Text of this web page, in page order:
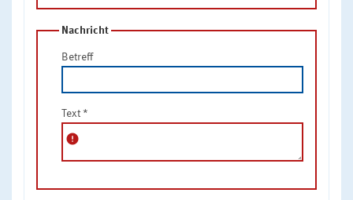
Nachricht
Betreff
Text *
error